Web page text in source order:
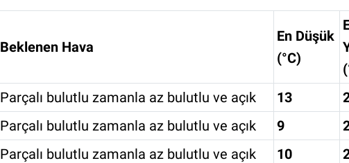
Beklenen Hava
En Düşük
(°C)
Parçalı bulutlu zamanla az bulutlu ve açık 13
Parçalı bulutlu zamanla az bulutlu ve açık 9
Parçalı bulutlu zamanla az bulutlu ve açık 10